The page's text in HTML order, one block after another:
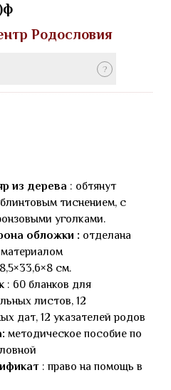
Родословия
из дерева : обтянут
тиснением, с
уголками.
обложки : отделана
см.
: 60 бланков для
листов, 12
дат, 12 указателей родов
методическое пособие по
: право на помощь в